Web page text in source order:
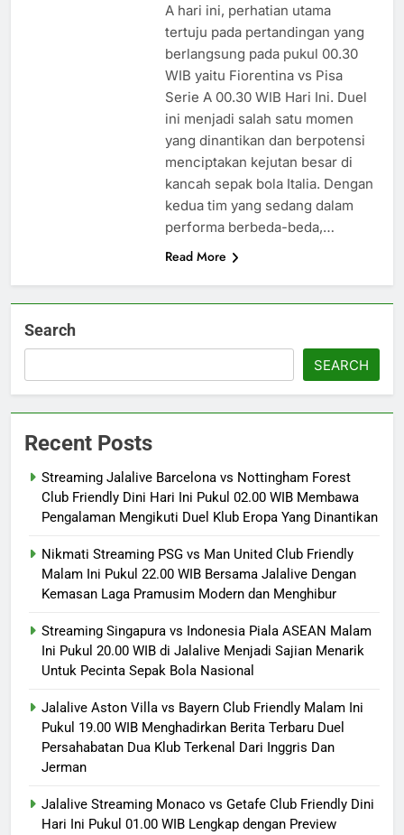
A hari ini, perhatian utama
tertuju pada pertandingan yang
berlangsung pada pukul 00.30
WIB yaitu Fiorentina vs Pisa
Serie A 00.30 WIB Hari Ini. Duel
ini menjadi salah satu momen
yang dinantikan dan berpotensi
menciptakan kejutan besar di
kancah sepak bola Italia. Dengan
kedua tim yang sedang dalam
performa berbeda-beda,…
Read More
Search
SEARCH
Recent Posts
Streaming Jalalive Barcelona vs Nottingham Forest
Club Friendly Dini Hari Ini Pukul 02.00 WIB Membawa
Pengalaman Mengikuti Duel Klub Eropa Yang Dinantikan
Nikmati Streaming PSG vs Man United Club Friendly
Malam Ini Pukul 22.00 WIB Bersama Jalalive Dengan
Kemasan Laga Pramusim Modern dan Menghibur
Streaming Singapura vs Indonesia Piala ASEAN Malam
Ini Pukul 20.00 WIB di Jalalive Menjadi Sajian Menarik
Untuk Pecinta Sepak Bola Nasional
Jalalive Aston Villa vs Bayern Club Friendly Malam Ini
Pukul 19.00 WIB Menghadirkan Berita Terbaru Duel
Persahabatan Dua Klub Terkenal Dari Inggris Dan
Jerman
Jalalive Streaming Monaco vs Getafe Club Friendly Dini
Hari Ini Pukul 01.00 WIB Lengkap dengan Preview